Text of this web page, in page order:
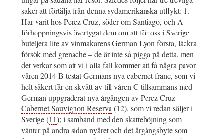
saker att förtälja från denna sydamerikanska utflykt: 1.
Har varit hosPerez Cruz, söder om Santiago, och A
förhoppningsvis övertygat dem om att för oss i Sverige
buteljera lite av vinmakarens German Lyon första, läckra
försök med grenache – de är inte så pigga på detta, men
det verkar som att vi i alla fall kommer att få några pavor
våren 2014 B testat Germans nya cabernet franc, som vi
helt säkert får en skvätt av till våren C tillsammans med
German uppgraderat nya årgången avPerez Cruz
Cabernet Sauvignon Reserva(12), som vi redan säljer i
Sverige (11); i samband med den skattehöjning som
väntar på andra sidan nyåret och det årgångsbyte som